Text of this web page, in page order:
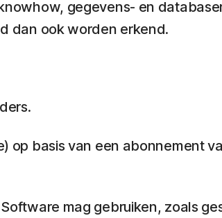
gegevens- en
dan ook worden erkend.
basis van een abonnement
mag gebruiken, zoals